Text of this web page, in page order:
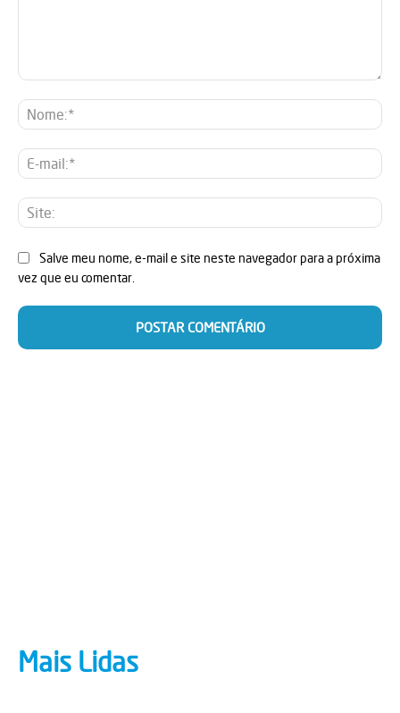
E-
Salve meu nome, e-mail e site neste navegador para a próxima
vez que eu comentar.
Mais Lidas